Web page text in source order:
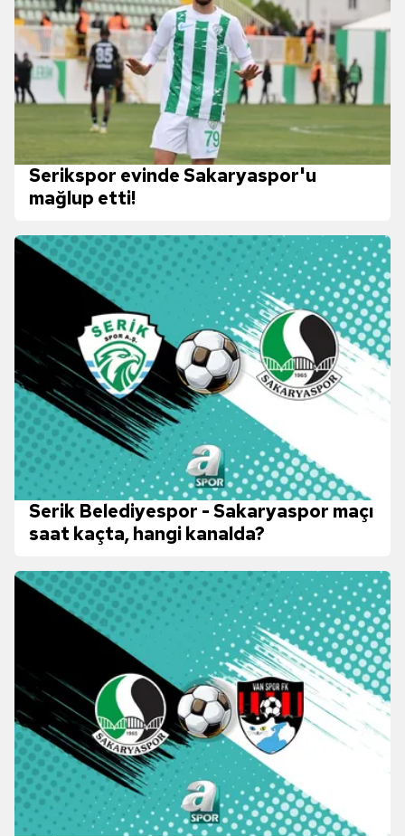
Serikspor evinde Sakaryaspor'u
mağlup etti!
Serik Belediyespor - Sakaryaspor maçı
saat kaçta, hangi kanalda?